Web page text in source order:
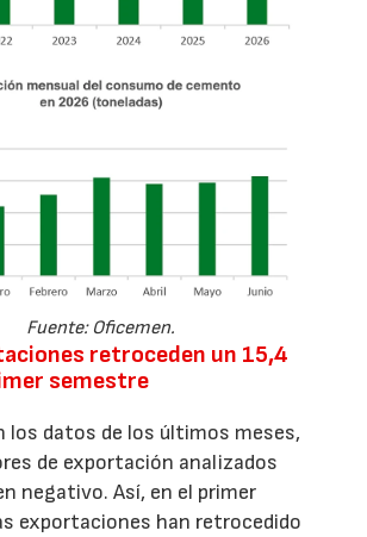
Fuente: Oficemen.
retroceden un 15,4
semestre
los datos de los últimos meses,
de exportación analizados
negativo. Así, en el primer
exportaciones han retrocedido